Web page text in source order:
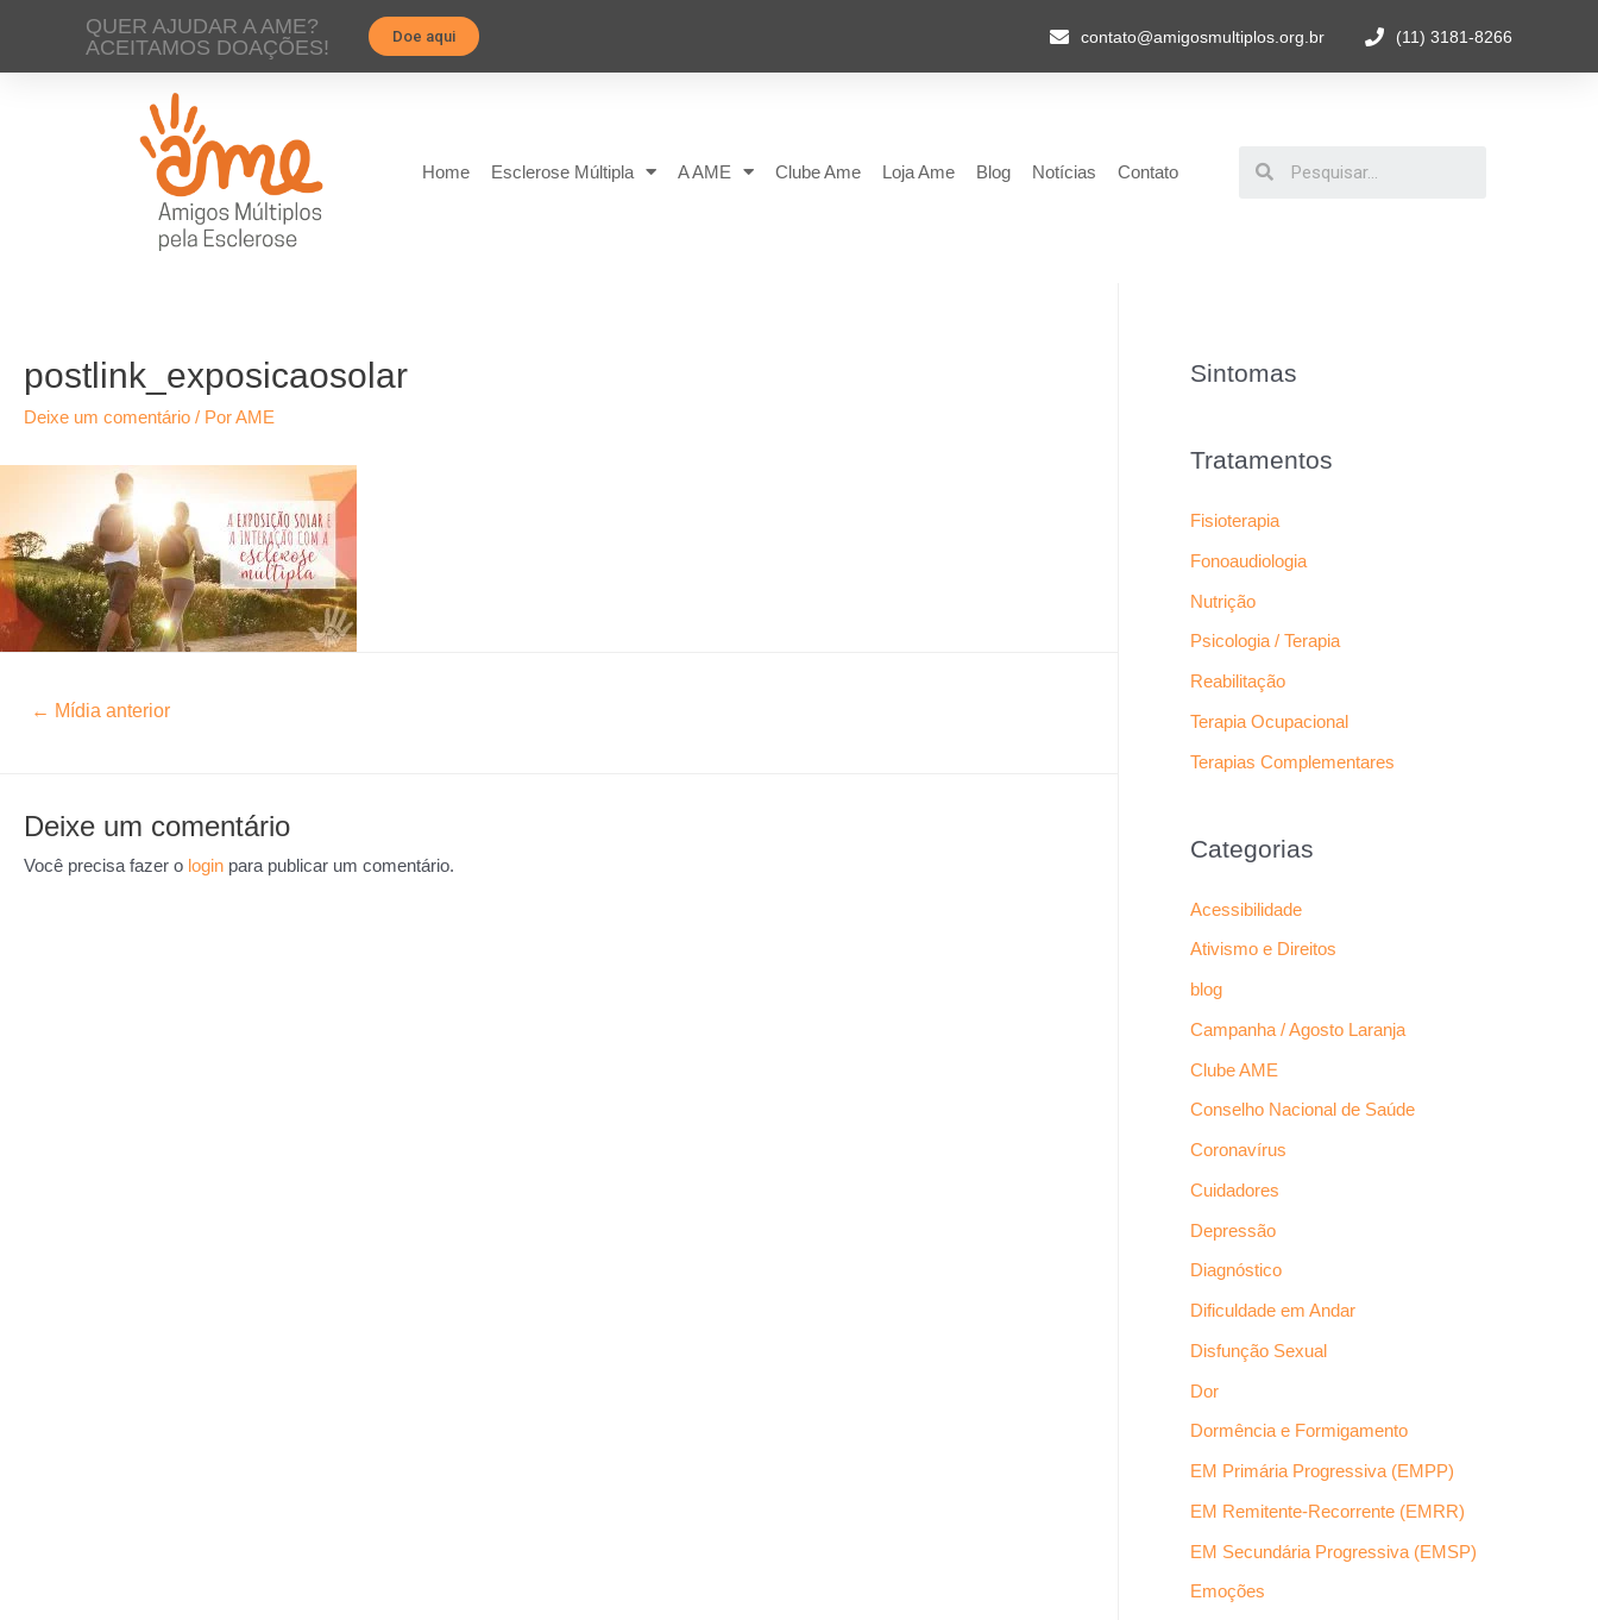
QUER AJUDAR A AME?
ACEITAMOS DOAÇÕES!
Doe aqui contato@amigosmultiplos.org.br (11) 3181-8266
Home Esclerose Múltipla A AME Clube Ame Loja Ame Blog Notícias Contato
postlink_exposicaosolar
Deixe um comentário / PorAME
← Mídia anterior
Deixe um comentário
Você precisa fazer o login para publicar um comentário.
Sintomas
Tratamentos
Fisioterapia
Fonoaudiologia
Nutrição
Psicologia / Terapia
Reabilitação
Terapia Ocupacional
Terapias Complementares
Categorias
Acessibilidade
Ativismo e Direitos
blog
Campanha / Agosto Laranja
Clube AME
Conselho Nacional de Saúde
Coronavírus
Cuidadores
Depressão
Diagnóstico
Dificuldade em Andar
Disfunção Sexual
Dor
Dormência e Formigamento
EM Primária Progressiva (EMPP)
EM Remitente-Recorrente (EMRR)
EM Secundária Progressiva (EMSP)
Emoções